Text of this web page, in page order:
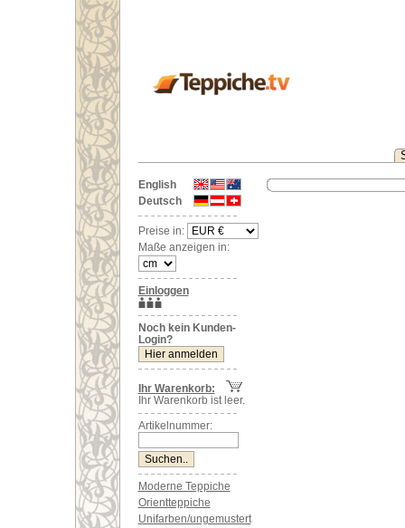
English
Deutsch
Preise in:
Maße anzeigen in:
Einloggen
Noch kein Kunden-
Login?
Ihr Warenkorb:
Ihr Warenkorb ist leer.
Artikelnummer:
Moderne Teppiche
Orientteppiche
Unifarben/ungemustert